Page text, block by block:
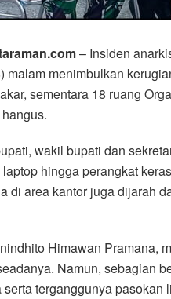
– Insiden
malam menimbulkan
sementara 18 ruang
wakil bupati dan
hingga perangkat
di area kantor juga dijarah
Himawan Pramana,
Namun, sebagian
terganggunya pasokan